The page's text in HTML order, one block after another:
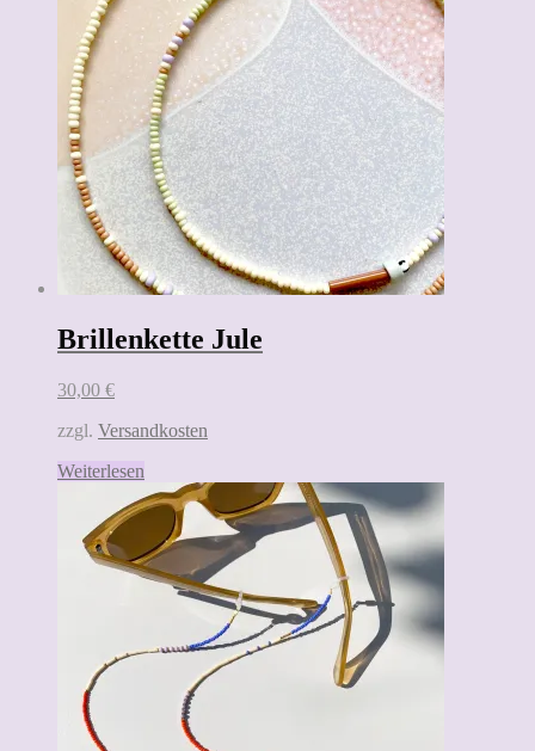
Brillenkette Jule
30,00 €
zzgl. Versandkosten
Weiterlesen